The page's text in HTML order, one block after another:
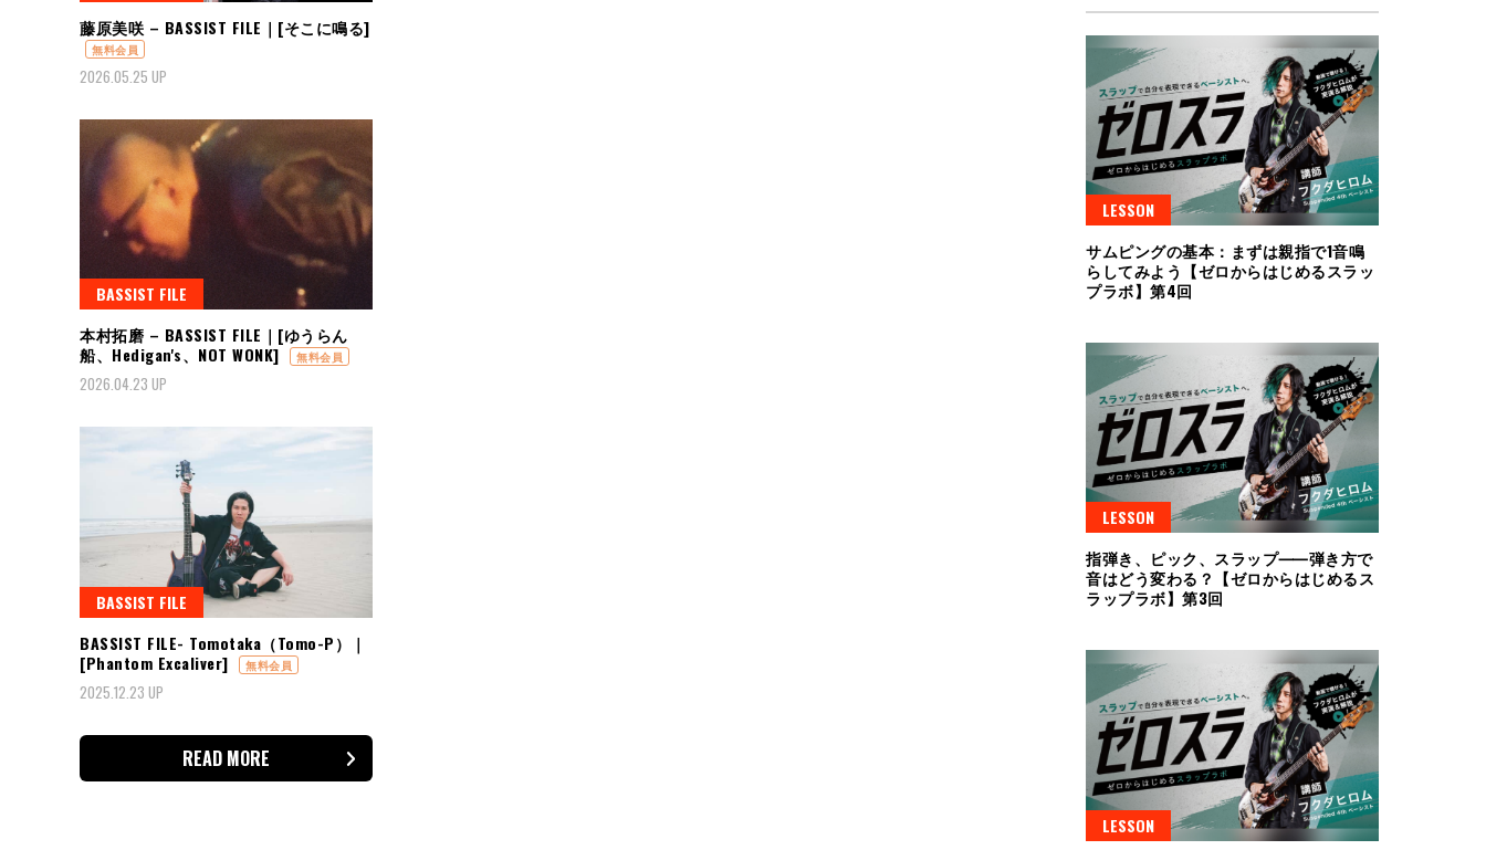
藤原美咲 – BASSIST FILE｜[そこに鳴る]
無料会員
2026.05.25 UP
BASSIST FILE
本村拓磨 – BASSIST FILE｜[ゆうらん
船、Hedigan's、NOT WONK]
無料会員
2026.04.23 UP
BASSIST FILE
BASSIST FILE- Tomotaka（Tomo-P）｜
[Phantom Excaliver]
無料会員
2025.12.23 UP
READ MORE
LESSON
サムピングの基本：まずは親指で1音鳴
らしてみよう【ゼロからはじめるスラッ
プラボ】第4回
LESSON
指弾き、ピック、スラップ⸺弾き方で
音はどう変わる？【ゼロからはじめるス
ラップラボ】第3回
LESSON